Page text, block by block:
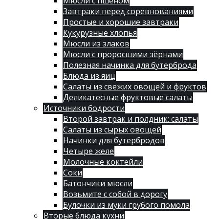
Завтраки перед соревнованиями
Простые и хорошие завтраки
Кукурузные хлопья
Мюсли из злаков
Мюсли с проросшими зёрнами
Полезная начинка для бутерброда
Блюда из яиц
Салаты из свежих овощей и фруктов
Деликатесные фруктовые салаты
Источники бодрости
Второй завтрак и полдник: салаты
Салаты из сырых овощей
Начинки для бутербродов
Четыре желе
Молочные коктейли
Соки
Батончики мюсли
Возьмите с собой в дорогу
Булочки из муки грубого помола
Вторые блюда кухни